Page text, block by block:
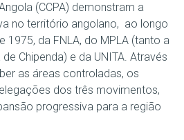
(CCPA) demonstram a
no território angolano, ao longo
1975, da FNLA, do MPLA (tanto a
Chipenda) e da UNITA. Através
as áreas controladas, os
dos três movimentos,
progressiva para a região